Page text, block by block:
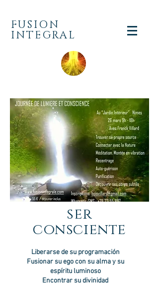
FUSION
INTEGRAL
ser
consciente
Liberarse de su programación
Fusionar su ego con su alma y su
espíritu luminoso
Encontrar su divinidad